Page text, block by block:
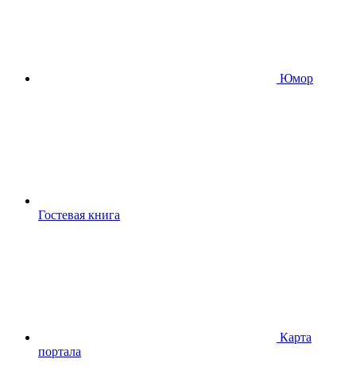
Юмор
Гостевая книга
Карта
портала